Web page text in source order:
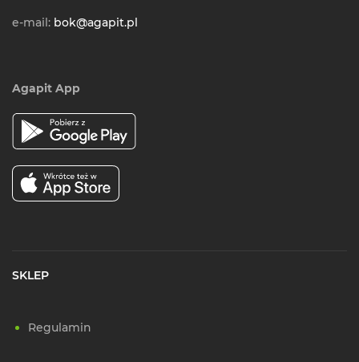
e-mail: bok@agapit.pl
Agapit App
SKLEP
Regulamin